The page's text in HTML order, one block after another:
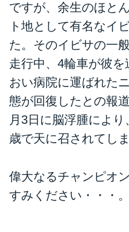
ですが、余生のほと
ト地として有名なイ
た。そのイビサの一
走行中、4輪車が彼
おい病院に運ばれた
態が回復したとの報
月3日に脳浮腫によ
歳で天に召されてし
偉大なるチャンピオ
すみください・・・。